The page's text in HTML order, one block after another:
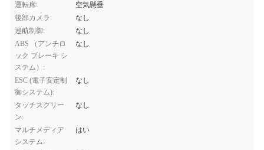
運転席:
空気懸垂
後部カメラ:
なし
巡航制御:
なし
ABS （アンチロ
ック ブレーキ シ
ステム）:
なし
ESC (電子安定制
御システム):
なし
タッチスクリー
ン:
なし
マルチメディア
システム:
はい